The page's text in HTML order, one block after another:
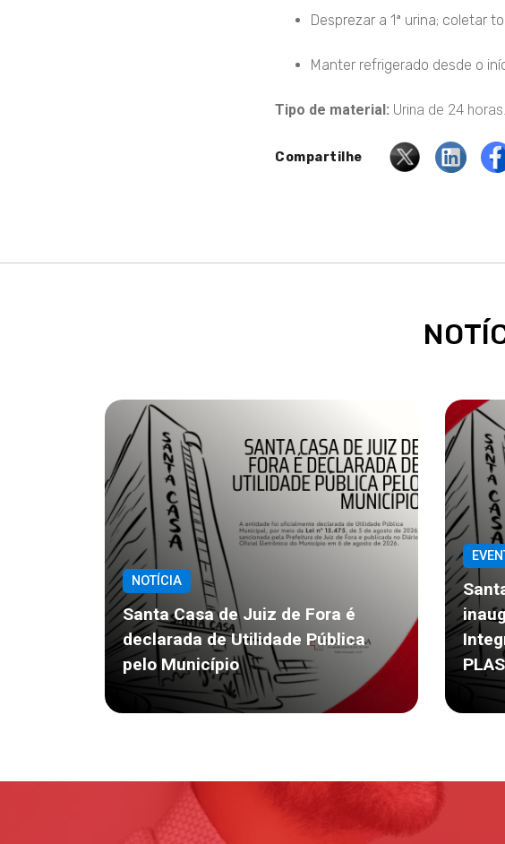
Desprezar a 1ª urina; coletar
Manter refrigerado desde o
Tipo de material: Urina de 24 horas.
Compartilhe
NOTÍCIA
Santa Casa de Juiz de Fora é
declarada de Utilidade Pública
pelo Município